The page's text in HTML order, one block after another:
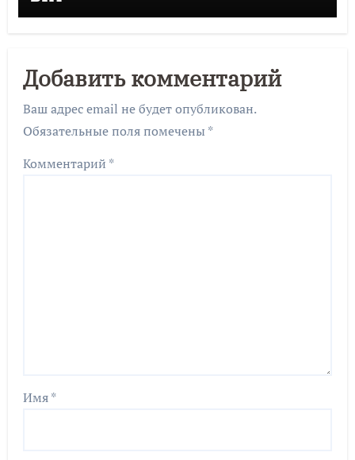
Добавить комментарий
Ваш адрес email не будет опубликован.
Обязательные поля помечены *
Комментарий *
Имя*